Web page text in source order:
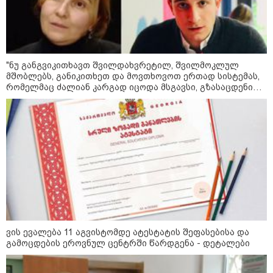
09:00 / 07-08-2026
18 წელი აგვისტოს ომიდან - ტრაგიკული
მოვლენების ქრონოლოგია, რომელიც
შესაძლოა, აღარ გვახსოვს
18:21 / 07-08-2026
"ვიდეოს ნახვა ჩემთვის იყო
სიკვდილი - ისეთი ხმა აქვს,
"ნუ განგვიკითხავთ შვილდახვრეტილ, შვილმოკლულ
მშობლებს, განიკითხეთ და მოვთხოვოთ ერთად სისტემას,
რომელმაც ძალიან კარგად იცოდა მსგავსი, გზასაცდენილი
ახალგაზრდების არსებობა და არაფერი გააკეთა მათ
სწორ გზაზე დასაყენებლად…" - იზა ომაძე
ვის ევალება 11 აგვისტომდე ატესტატის შეფასებისა და
გამოცდების ეროვნულ ცენტრში წარდგენა - დეტალები